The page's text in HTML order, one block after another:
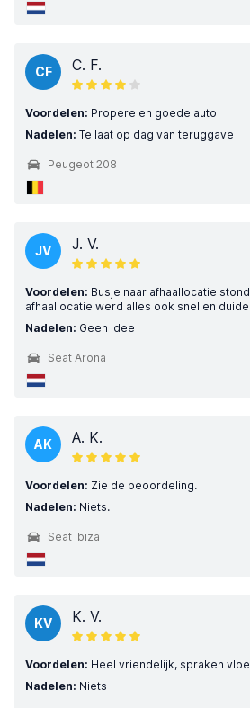
CF C. F.
Voordelen: Propere en goede auto
Nadelen: Te laat op dag van teruggave
Peugeot 208
JV J. V.
Voordelen: Busje naar afhaallocatie
afhaallocatie werd alles ook snel en
Nadelen: Geen idee
Seat Arona
AK A. K.
Voordelen: Zie de beoordeling.
Nadelen: Niets.
Seat Ibiza
KV K. V.
Voordelen: Heel vriendelijk, spraken
Nadelen: Niets